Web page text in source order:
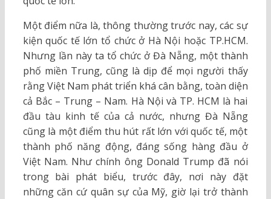
Một điểm nữa là, thông thường trước nay, các sự
kiện quốc tế lớn tổ chức ở Hà Nội hoặc TP.HCM.
Nhưng lần này ta tổ chức ở Đà Nẵng, một thành
phố miền Trung, cũng là dịp để mọi người thấy
rằng Việt Nam phát triển khá cân bằng, toàn diện
cả Bắc – Trung – Nam. Hà Nội và TP. HCM là hai
đầu tàu kinh tế của cả nước, nhưng Đà Nẵng
cũng là một điểm thu hút rất lớn với quốc tế, một
thành phố năng động, đáng sống hàng đầu ở
Việt Nam. Như chính ông Donald Trump đã nói
trong bài phát biểu, trước đây, nơi này đặt
những căn cứ quân sự của Mỹ, giờ lại trở thành